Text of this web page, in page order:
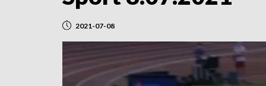
2021-07-08